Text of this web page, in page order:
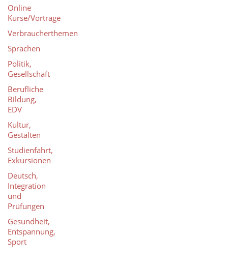
Online
Kurse/Vorträge
Verbraucherthemen
Sprachen
Politik,
Gesellschaft
Berufliche
Bildung,
EDV
Kultur,
Gestalten
Studienfahrt,
Exkursionen
Deutsch,
Integration
und
Prüfungen
Gesundheit,
Entspannung,
Sport